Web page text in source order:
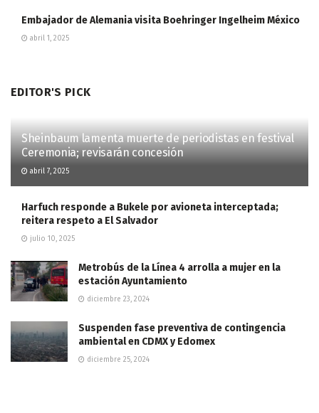
Embajador de Alemania visita Boehringer Ingelheim México
abril 1, 2025
EDITOR'S PICK
Sheinbaum lamenta muerte de periodistas en festival
Ceremonia; revisarán concesión
abril 7, 2025
Harfuch responde a Bukele por avioneta interceptada;
reitera respeto a El Salvador
julio 10, 2025
Metrobús de la Línea 4 arrolla a mujer en la
estación Ayuntamiento
diciembre 23, 2024
Suspenden fase preventiva de contingencia
ambiental en CDMX y Edomex
diciembre 25, 2024